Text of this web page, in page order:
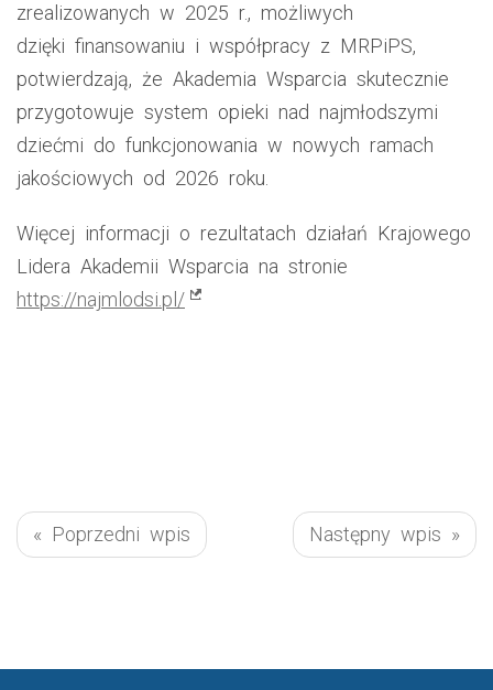
zrealizowanych w 2025 r., możliwych
dzięki finansowaniu i współpracy z MRPiPS,
potwierdzają, że Akademia Wsparcia skutecznie
przygotowuje system opieki nad najmłodszymi
dziećmi do funkcjonowania w nowych ramach
jakościowych od 2026 roku.
Więcej informacji o rezultatach działań Krajowego
Lidera Akademii Wsparcia na stronie
https://najmlodsi.pl/
« Poprzedni wpis Następny wpis »